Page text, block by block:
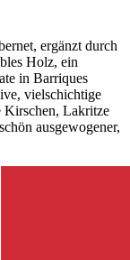
ergänzt durch
Holz, ein
in Barriques
vielschichtige
Kirschen, Lakritze
ausgewogener,